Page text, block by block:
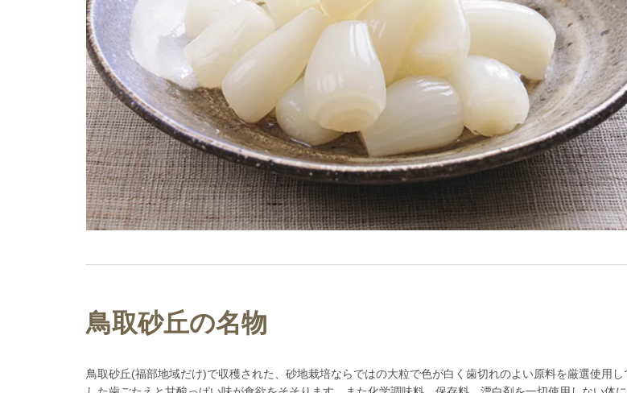
鳥取砂丘の名物
鳥取砂丘(福部地域だけ)で収穫された、砂地栽培ならではの大粒で色が白く歯切れのよい原料を厳選使用